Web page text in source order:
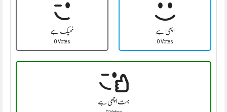
ٹھیک ہے
0 Votes
اچھی ہے
0 Votes
بہت اچھی ہے